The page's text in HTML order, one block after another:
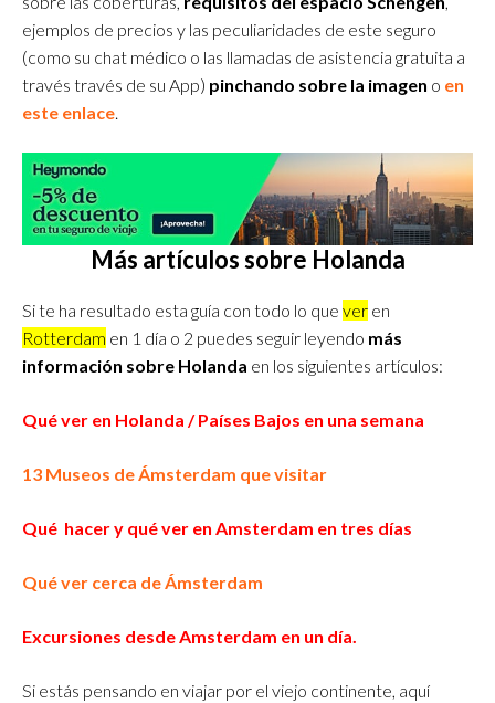
ejemplos de precios y las peculiaridades de este seguro
(como su chat médico o las llamadas de asistencia gratuita a
través través de su App) pinchando sobre la imagen o en
este enlace.
Más artículos sobre Holanda
Si te ha resultado esta guía con todo lo que ver en
Rotterdam en 1 día o 2 puedes seguir leyendo más
información sobre Holanda en los siguientes artículos:
Qué ver en Holanda / Países Bajos en una semana
13 Museos de Ámsterdam que visitar
Qué hacer y qué ver en Amsterdam en tres días
Qué ver cerca de Ámsterdam
Excursiones desde Amsterdam en un día.
Si estás pensando en viajar por el viejo continente, aquí